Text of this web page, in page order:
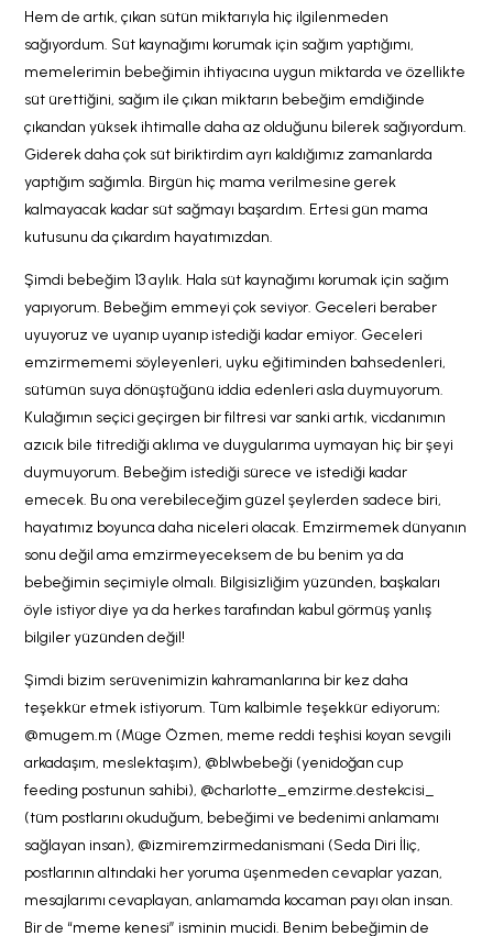
Hem de artık, çıkan sütün miktarıyla hiç ilgilenmeden
sağıyordum. Süt kaynağımı korumak için sağım yaptığımı,
memelerimin bebeğimin ihtiyacına uygun miktarda ve özellikte
süt ürettiğini, sağım ile çıkan miktarın bebeğim emdiğinde
çıkandan yüksek ihtimalle daha az olduğunu bilerek sağıyordum.
Giderek daha çok süt biriktirdim ayrı kaldığımız zamanlarda
yaptığım sağımla. Birgün hiç mama verilmesine gerek
kalmayacak kadar süt sağmayı başardım. Ertesi gün mama
kutusunu da çıkardım hayatımızdan.
Şimdi bebeğim 13 aylık. Hala süt kaynağımı korumak için sağım
yapıyorum. Bebeğim emmeyi çok seviyor. Geceleri beraber
uyuyoruz ve uyanıp uyanıp istediği kadar emiyor. Geceleri
emzirmememi söyleyenleri, uyku eğitiminden bahsedenleri,
sütümün suya dönüştüğünü iddia edenleri asla duymuyorum.
Kulağımın seçici geçirgen bir filtresi var sanki artık, vicdanımın
azıcık bile titrediği aklıma ve duygularıma uymayan hiç bir şeyi
duymuyorum. Bebeğim istediği sürece ve istediği kadar
emecek. Bu ona verebileceğim güzel şeylerden sadece biri,
hayatımız boyunca daha niceleri olacak. Emzirmemek dünyanın
sonu değil ama emzirmeyeceksem de bu benim ya da
bebeğimin seçimiyle olmalı. Bilgisizliğim yüzünden, başkaları
öyle istiyor diye ya da herkes tarafından kabul görmüş yanlış
bilgiler yüzünden değil!
Şimdi bizim serüvenimizin kahramanlarına bir kez daha
teşekkür etmek istiyorum. Tüm kalbimle teşekkür ediyorum;
@mugem.m (Müge Özmen, meme reddi teşhisi koyan sevgili
arkadaşım, meslektaşım), @blwbebeği (yenidoğan cup
feeding postunun sahibi), @charlotte_emzirme.destekcisi_
(tüm postlarını okuduğum, bebeğimi ve bedenimi anlamamı
sağlayan insan), @izmiremzirmedanismani (Seda Diri İliç,
postlarının altındaki her yoruma üşenmeden cevaplar yazan,
mesajlarımı cevaplayan, anlamamda kocaman payı olan insan.
Bir de “meme kenesi” isminin mucidi. Benim bebeğimin de